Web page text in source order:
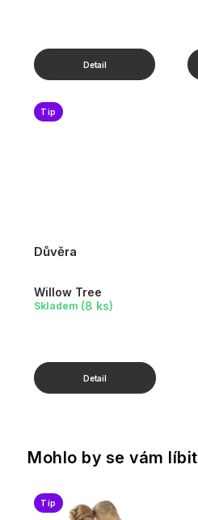
Důvěra
Tip
Willow Tree
Skladem (8 ks)
Mohlo by se vám líbit
Tip